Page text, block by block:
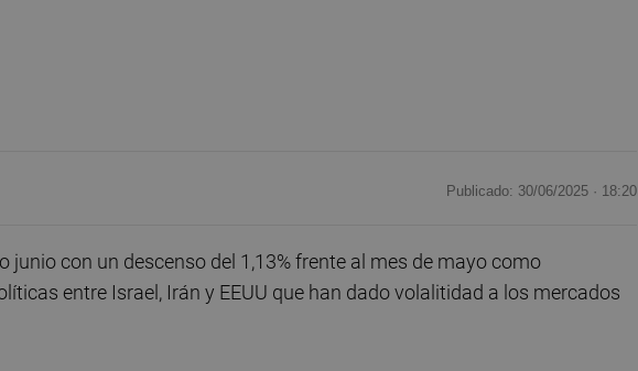
Publicado: 30/06/2025 · 18:20
junio con un descenso del 1,13% frente al mes de mayo como
entre Israel, Irán y EEUU que han dado volalitidad a los mercados